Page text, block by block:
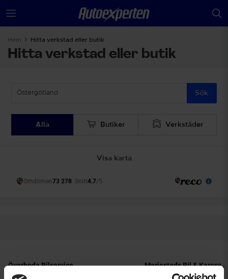
Hem Hitta verkstad eller butik
Hitta verkstad eller butik
Sök
Alla Butiker Verkstäder
Visa karta